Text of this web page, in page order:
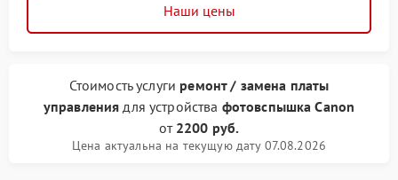
Наши цены
Стоимость услуги ремонт / замена платы
управления для устройства фотовспышка Canon
от 2200 руб.
Цена актуальна на текущую дату 07.08.2026